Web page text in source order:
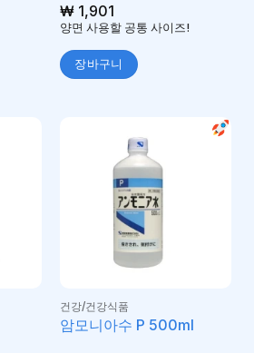
₩1,901
양면 사용할 공통 사이즈!
장바구니
건강/건강식품
암모니아수 P 500ml